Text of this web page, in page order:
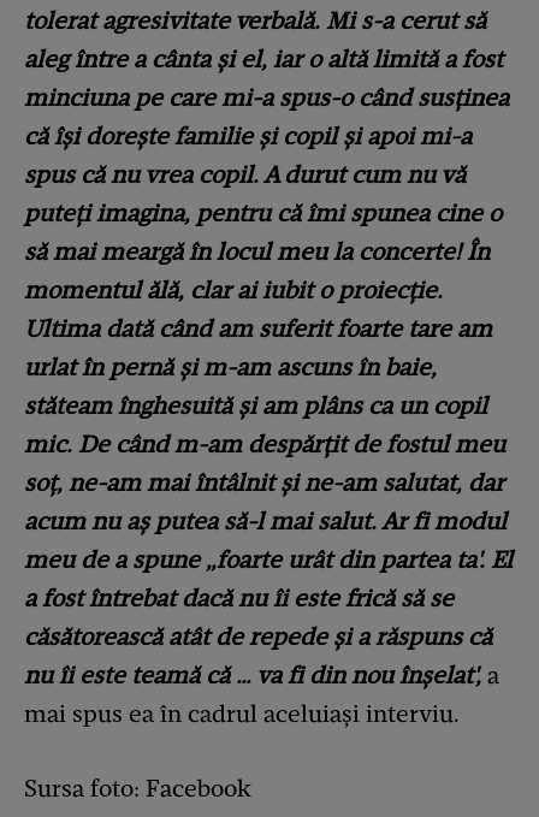
tolerat agresivitate verbală. Mi s-a cerut să
aleg între a cânta şi el, iar o altă limită a fost
minciuna pe care mi-a spus-o când susţinea
că îşi doreşte familie şi copil şi apoi mi-a
spus că nu vrea copil. A durut cum nu vă
puteţi imagina, pentru că îmi spunea cine o
să mai meargă în locul meu la concerte! În
momentul ălă, clar ai iubit o proiecţie.
Ultima dată când am suferit foarte tare am
urlat în pernă şi m-am ascuns în baie,
stăteam înghesuită şi am plâns ca un copil
mic. De când m-am despărţit de fostul meu
soţ, ne-am mai întâlnit şi ne-am salutat, dar
acum nu aş putea să-l mai salut. Ar fi modul
meu de a spune „foarte urât din partea ta'. El
a fost întrebat dacă nu îi este frică să se
căsătorească atât de repede şi a răspuns că
nu îi este teamă că … va fi din nou înşelat', a
mai spus ea în cadrul aceluiași interviu.
Sursa foto: Facebook